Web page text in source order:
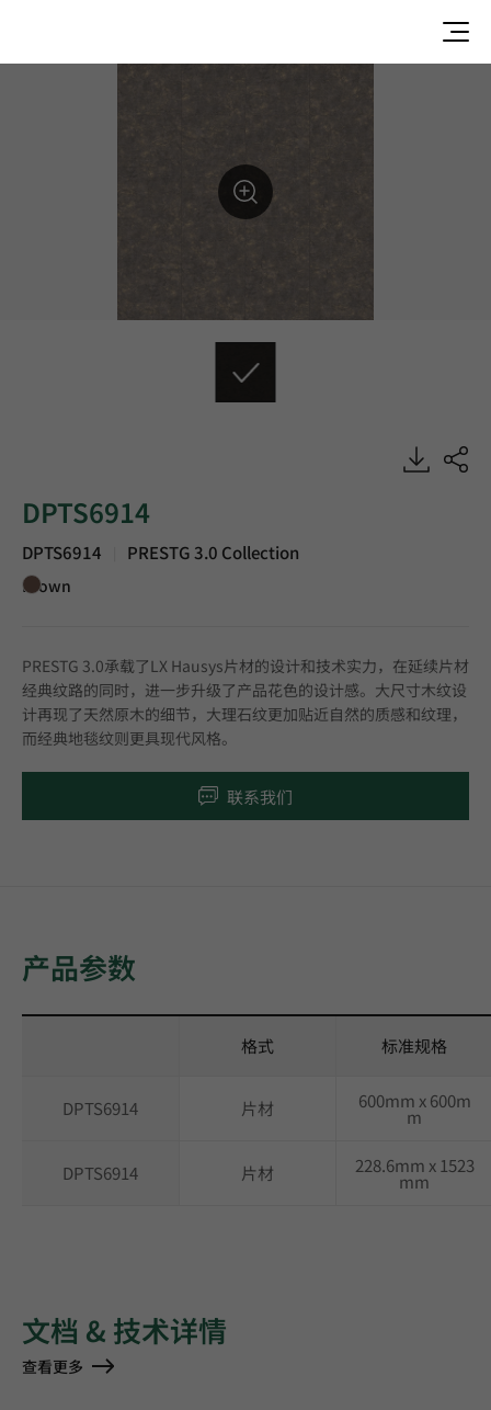
DPTS6914, PRESTG 3.0, Luxury Vinyl Tile, HFLOR
DPTS6914
DPTS6914 PRESTG 3.0 Collection
Brown
PRESTG 3.0承载了LX Hausys片材的设计和技术实力，在延续片材
经典纹路的同时，进一步升级了产品花色的设计感。大尺寸木纹设
计再现了天然原木的细节，大理石纹更加贴近自然的质感和纹理，
而经典地毯纹则更具现代风格。
联系我们
产品参数
格式 标准规格
DPTS6914 片材 600mm x 600m
m
DPTS6914 片材 228.6mm x 1523
mm
文档 & 技术详情
查看更多